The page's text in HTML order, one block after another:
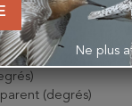
(m)
(degrés)
Ne plus